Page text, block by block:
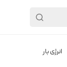
انرژی بار